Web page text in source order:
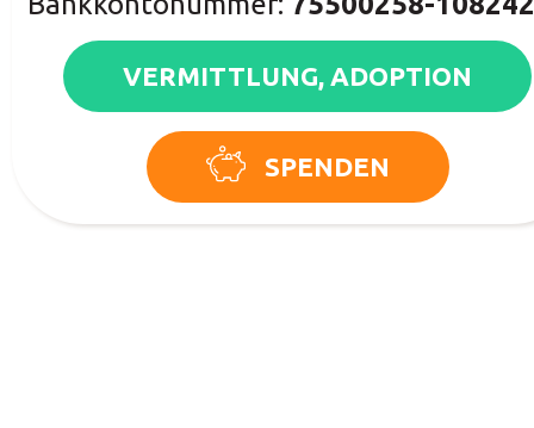
VERMITTLUNG, ADOPTION
SPENDEN